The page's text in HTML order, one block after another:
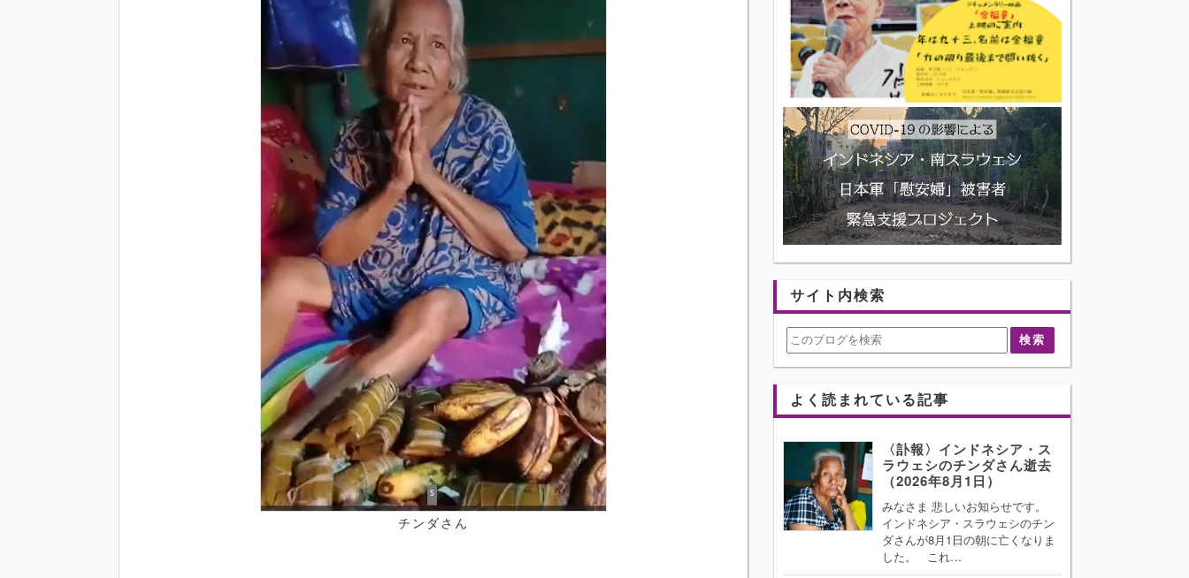
チンダさん
サイト内検索
よく読まれている記事
〈訃報〉インドネシア・ス
ラウェシのチンダさん逝去
（2026年8月1日）
みなさま 悲しいお知らせです。
インドネシア・スラウェシのチン
ダさんが8月1日の朝に亡くなりま
した。 これ…